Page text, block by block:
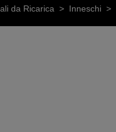
da Ricarica > Inneschi >